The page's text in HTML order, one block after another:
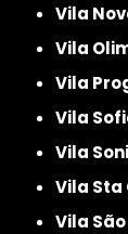
Vila
Vila
Vila
Vila
Vila
Vila
Vila